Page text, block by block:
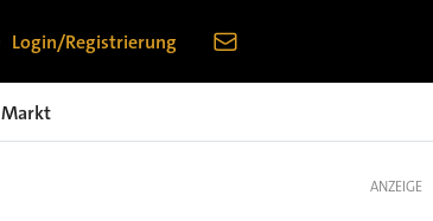
Login/Registrierung
Markt
ANZEIGE